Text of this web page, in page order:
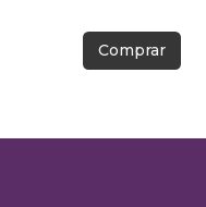
Comprar